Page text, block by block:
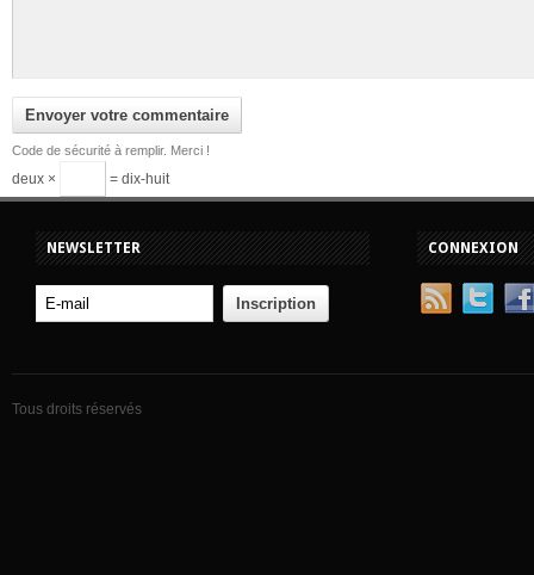
Code de sécurité à remplir. Merci !
deux × = dix-huit
NEWSLETTER CONNEXION
Tous droits réservés